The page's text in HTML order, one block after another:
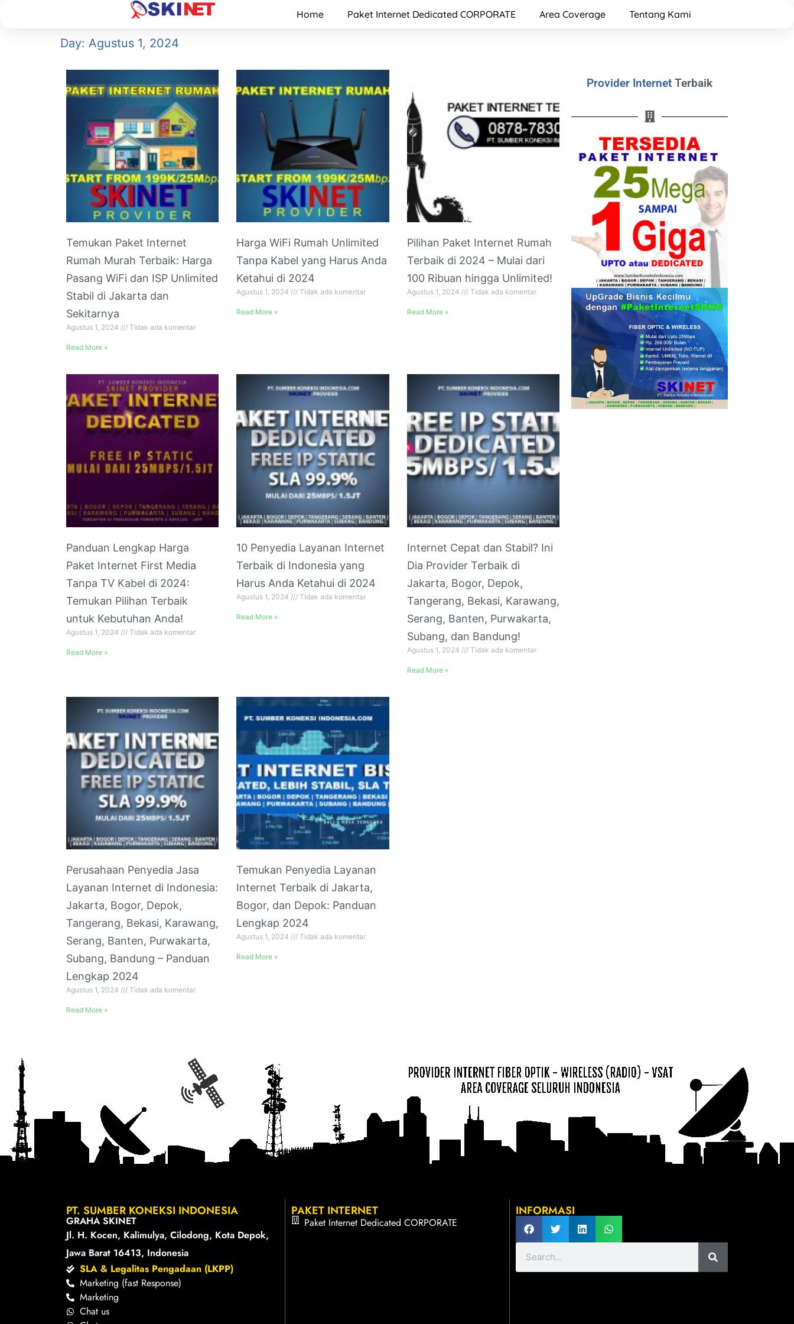
Home Paket Internet Dedicated CORPORATE Area Coverage Tentang Kami
Day: Agustus 1, 2024
Temukan Paket Internet
Rumah Murah Terbaik: Harga
Pasang WiFi dan ISP Unlimited
Stabil di Jakarta dan
Sekitarnya
Agustus 1, 2024 Tidak ada komentar
Read More »
Harga WiFi Rumah Unlimited
Tanpa Kabel yang Harus Anda
Ketahui di 2024
Agustus 1, 2024 Tidak ada komentar
Read More »
Pilihan Paket Internet Rumah
Terbaik di 2024 – Mulai dari
100 Ribuan hingga Unlimited!
Agustus 1, 2024 Tidak ada komentar
Read More »
Panduan Lengkap Harga
Paket Internet First Media
Tanpa TV Kabel di 2024:
Temukan Pilihan Terbaik
untuk Kebutuhan Anda!
Agustus 1, 2024 Tidak ada komentar
Read More »
10 Penyedia Layanan Internet
Terbaik di Indonesia yang
Harus Anda Ketahui di 2024
Agustus 1, 2024 Tidak ada komentar
Read More »
Internet Cepat dan Stabil? Ini
Dia Provider Terbaik di
Jakarta, Bogor, Depok,
Tangerang, Bekasi, Karawang,
Serang, Banten, Purwakarta,
Subang, dan Bandung!
Agustus 1, 2024 Tidak ada komentar
Read More »
Perusahaan Penyedia Jasa
Layanan Internet di Indonesia:
Jakarta, Bogor, Depok,
Tangerang, Bekasi, Karawang,
Serang, Banten, Purwakarta,
Subang, Bandung – Panduan
Lengkap 2024
Agustus 1, 2024 Tidak ada komentar
Read More »
Temukan Penyedia Layanan
Internet Terbaik di Jakarta,
Bogor, dan Depok: Panduan
Lengkap 2024
Agustus 1, 2024 Tidak ada komentar
Read More »
Provider Internet Terbaik
PT. SUMBER KONEKSI INDONESIA
GRAHA SKINET
Jl. H. Kocen, Kalimulya, Cilodong, Kota Depok,
Jawa Barat 16413, Indonesia
SLA & Legalitas Pengadaan (LKPP)
Marketing (fast Response)
Marketing
Chat us
PAKET INTERNET
Paket Internet Dedicated CORPORATE
INFORMASI